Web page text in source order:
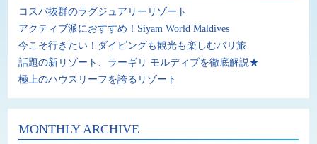
コスパ抜群のラグジュアリーリゾート
アクティブ派におすすめ！Siyam World Maldives
今こそ行きたい！ダイビングも観光も楽しむバリ旅
話題の新リゾート、ラーギリ モルディブを徹底解説★
極上のハウスリーフを誇るリゾート
MONTHLY ARCHIVE